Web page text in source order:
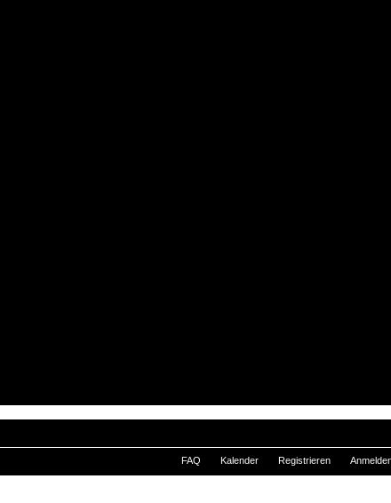
FAQ Kalender Registrieren